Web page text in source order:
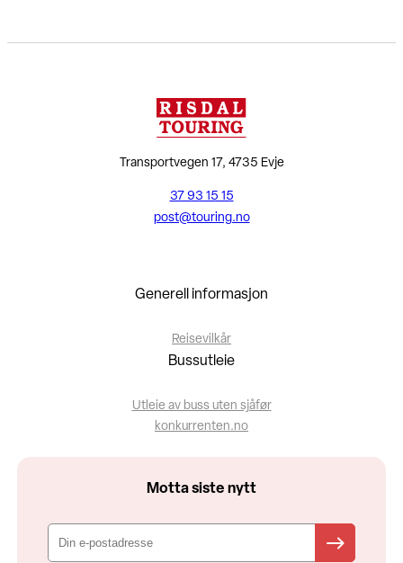
Transportvegen 17, 4735 Evje
37 93 15 15
post@touring.no
Generell informasjon
Reisevilkår
Bussutleie
Utleie av buss uten sjåfør
konkurrenten.no
Motta siste nytt